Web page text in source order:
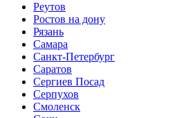
Реутов
Ростов на дону
Рязань
Самара
Санкт-Петербург
Саратов
Сергиев Посад
Серпухов
Смоленск